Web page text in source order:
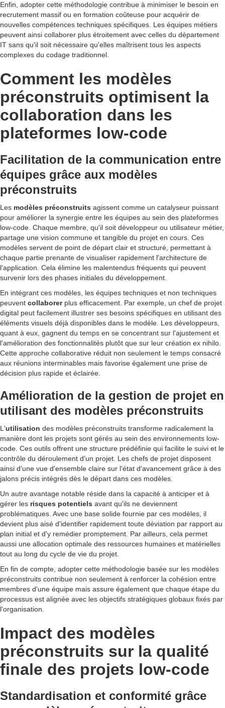
Enfin, adopter cette méthodologie contribue à minimiser le besoin en
recrutement massif ou en formation coûteuse pour acquérir de
nouvelles compétences techniques spécifiques. Les équipes métiers
peuvent ainsi collaborer plus étroitement avec celles du département
IT sans qu'il soit nécessaire qu'elles maîtrisent tous les aspects
complexes du codage traditionnel.
Comment les modèles
préconstruits optimisent la
collaboration dans les
plateformes low-code
Facilitation de la communication entre
équipes grâce aux modèles
préconstruits
Les modèles préconstruits agissent comme un catalyseur puissant
pour améliorer la synergie entre les équipes au sein des plateformes
low-code. Chaque membre, qu'il soit développeur ou utilisateur métier,
partage une vision commune et tangible du projet en cours. Ces
modèles servent de point de départ clair et structuré, permettant à
chaque partie prenante de visualiser rapidement l'architecture de
l'application. Cela élimine les malentendus fréquents qui peuvent
survenir lors des phases initiales du développement.
En intégrant ces modèles, les équipes techniques et non techniques
peuvent collaborerplus efficacement. Par exemple, un chef de projet
digital peut facilement illustrer ses besoins spécifiques en utilisant des
éléments visuels déjà disponibles dans le modèle. Les développeurs,
quant à eux, gagnent du temps en se concentrant sur l'ajustement et
l'amélioration des fonctionnalités plutôt que sur leur création ex nihilo.
Cette approche collaborative réduit non seulement le temps consacré
aux réunions interminables mais favorise également une prise de
décision plus rapide et éclairée.
Amélioration de la gestion de projet en
utilisant des modèles préconstruits
L'utilisation des modèles préconstruits transforme radicalement la
manière dont les projets sont gérés au sein des environnements low-
code. Ces outils offrent une structure prédéfinie qui facilite le suivi et le
contrôle du déroulement d'un projet. Les chefs de projet disposent
ainsi d'une vue d'ensemble claire sur l'état d'avancement grâce à des
jalons précis intégrés dès le départ dans ces modèles.
Un autre avantage notable réside dans la capacité à anticiper et à
gérer les risques potentiels avant qu'ils ne deviennent
problématiques. Avec une base solide fournie par ces modèles, il
devient plus aisé d'identifier rapidement toute déviation par rapport au
plan initial et d'y remédier promptement. Par ailleurs, cela permet
aussi une allocation optimale des ressources humaines et matérielles
tout au long du cycle de vie du projet.
En fin de compte, adopter cette méthodologie basée sur les modèles
préconstruits contribue non seulement à renforcer la cohésion entre
membres d'une équipe mais assure également que chaque étape du
processus est alignée avec les objectifs stratégiques globaux fixés par
l'organisation.
Impact des modèles
préconstruits sur la qualité
finale des projets low-code
Standardisation et conformité grâce